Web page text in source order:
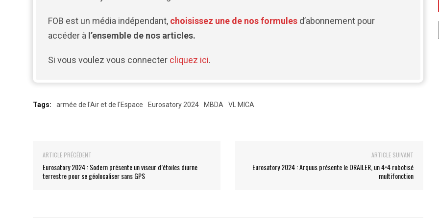
FOB est un média indépendant, choisissez une de nos formulesd’abonnement pour
accéder à l’ensemble de nos articles.
Si vous voulez vous connecter cliquez ici.
Tags: armée de l'Air et de l'Espace Eurosatory 2024 MBDA VL MICA
ARTICLE PRÉCÉDENT
Eurosatory 2024 : Sodern présente un viseur d’étoiles diurne
terrestre pour se géolocaliser sans GPS
ARTICLE SUIVANT
Eurosatory 2024 : Arquus présente le DRAILER, un 4×4 robotisé
multifonction